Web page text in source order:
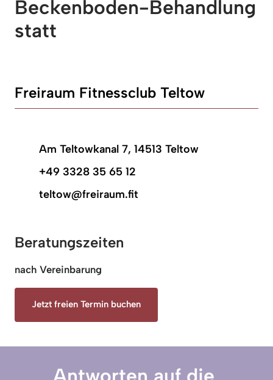
Beckenboden-Behandlung
statt
Freiraum Fitnessclub Teltow
Am Teltowkanal 7, 14513 Teltow
+49 3328 35 65 12
teltow@freiraum.fit
Beratungszeiten
nach Vereinbarung
Jetzt freien Termin buchen